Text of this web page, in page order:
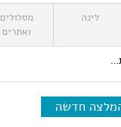
לינה
מסלולים
ואתרים
חדשה